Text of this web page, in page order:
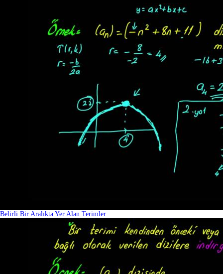
Belirli Bir Aralıkta Yer Alan Terimler